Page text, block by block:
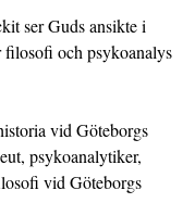
ser Guds ansikte i
filosofi och psykoanalys
vid Göteborgs
psykoanalytiker,
vid Göteborgs